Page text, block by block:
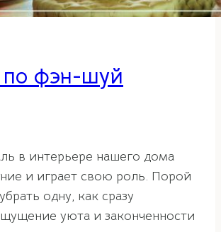
фэн-шуй
в интерьере нашего дома
и играет свою роль. Порой
одну, как сразу
уюта и законченности